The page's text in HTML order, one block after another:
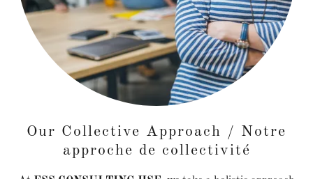
Our Collective Approach / Notre
approche de collectivité